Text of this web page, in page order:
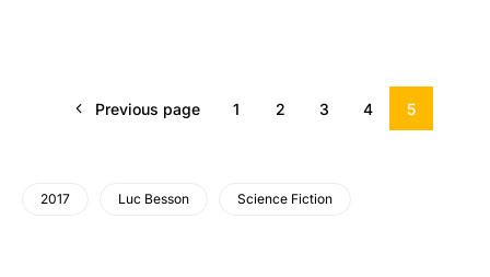
Previous page 1 2 3 4 5
2017 Luc Besson Science Fiction